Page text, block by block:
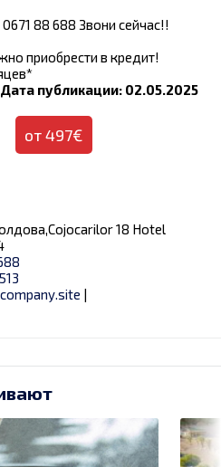
88 688 Звони сейчас!!
приобрести в кредит!
Дата публикации: 02.05.2025
от 497€
18 Hotel
|